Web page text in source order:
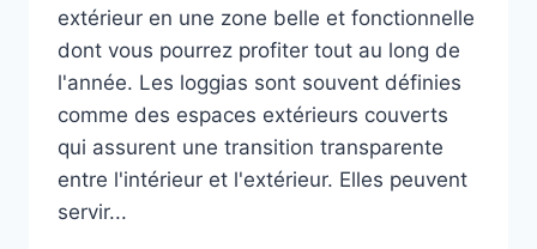
extérieur en une zone belle et fonctionnelle
dont vous pourrez profiter tout au long de
l'année. Les loggias sont souvent définies
comme des espaces extérieurs couverts
qui assurent une transition transparente
entre l'intérieur et l'extérieur. Elles peuvent
servir...